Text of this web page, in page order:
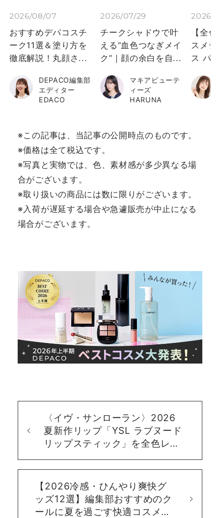
2026/08/07
おすすめデパコスチ
ーク11選＆塗り方を
徹底解説！丸顔さ...
DEPACO編集部
エディター
EDACO
2026/07/29
チークシャドウで叶
える“血色つなぎメイ
ク”｜顔の余白を自...
マキアビューテ
ィーズ
HARUNA
2026/
【全
スメデ
ス パ
※この記事は、当記事の公開時点のものです。
※価格は全て税込です。
※写真と実物では、色、素材感が多少異なる場
合がございます。
※取り扱いの商品には数に限りがございます。
※入荷が遅延する場合や急遽販売が中止になる
場合がございます。
〈イヴ・サンローラン〉2026
夏新作リップ「YSL ラブヌード
リップスティック」を全色レビ
チもご紹介
【2026冷感・ひんやり爽快グ
ッズ12選】編集部おすすめのク
ールに夏を過ごす快適コスメ